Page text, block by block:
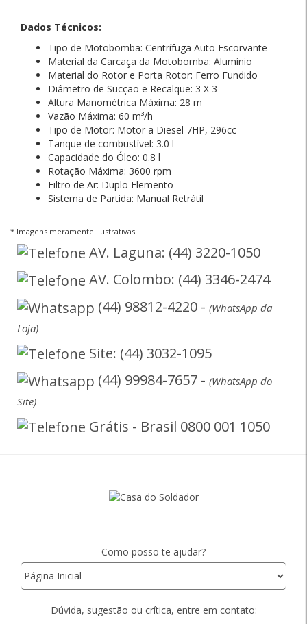
Dados Técnicos:
Tipo de Motobomba: Centrífuga Auto Escorvante
Material da Carcaça da Motobomba: Alumínio
Material do Rotor e Porta Rotor: Ferro Fundido
Diâmetro de Sucção e Recalque: 3 X 3
Altura Manométrica Máxima: 28 m
Vazão Máxima: 60 m³/h
Tipo de Motor: Motor a Diesel 7HP, 296cc
Tanque de combustível: 3.0 l
Capacidade do Óleo: 0.8 l
Rotação Máxima: 3600 rpm
Filtro de Ar: Duplo Elemento
Sistema de Partida: Manual Retrátil
* Imagens meramente ilustrativas
AV. Laguna: (44) 3220-1050
AV. Colombo: (44) 3346-2474
(44) 98812-4220 - (WhatsApp da
Loja)
Site: (44) 3032-1095
(44) 99984-7657 - (WhatsApp do
Site)
Grátis - Brasil 0800 001 1050
Como posso te ajudar?
Dúvida, sugestão ou crítica, entre em contato: